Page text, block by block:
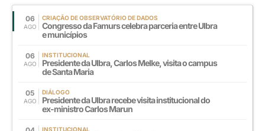
06
AGO
CRIAÇÃO DE OBSERVATÓRIO DE DADOS
Congresso da Famurs celebra parceria entre Ulbra
e municípios
06
AGO
INSTITUCIONAL
Presidente da Ulbra, Carlos Melke, visita o campus
de Santa Maria
05
AGO
DIÁLOGO
Presidente da Ulbra recebe visita institucional do
ex-ministro Carlos Marun
INSTITUCIONAL